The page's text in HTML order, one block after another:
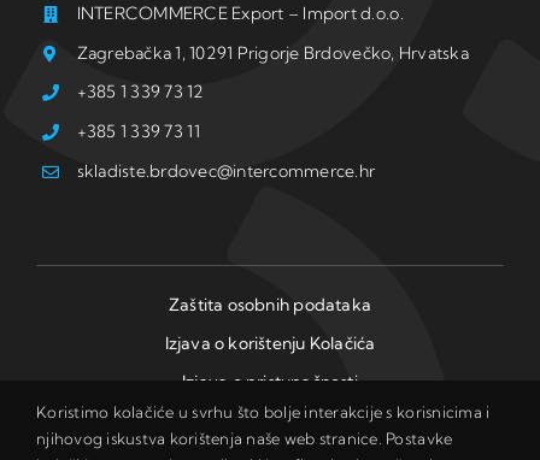
INTERCOMMERCE Export – Import d.o.o.
Zagrebačka 1, 10291 Prigorje Brdovečko, Hrvatska
+385 1 339 73 12
+385 1 339 73 11
skladiste.brdovec@intercommerce.hr
Zaštita osobnih podataka
Izjava o korištenju Kolačića
Izjava o pristupačnosti
Koristimo kolačiće u svrhu što bolje interakcije s korisnicima i
njihovog iskustva korištenja naše web stranice. Postavke